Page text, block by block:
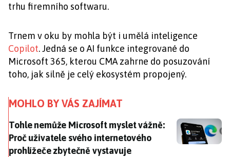
trhu firemního softwaru.
Trnem v oku by mohla být i umělá inteligence
Copilot. Jedná se o AI funkce integrované do
Microsoft 365, kterou CMA zahrne do posuzování
toho, jak silně je celý ekosystém propojený.
MOHLO BY VÁS ZAJÍMAT
Tohle nemůže Microsoft myslet vážně: Proč
Tohle nemůže Microsoft myslet vážně:
Proč uživatele svého internetového
prohlížeče zbytečně vystavuje